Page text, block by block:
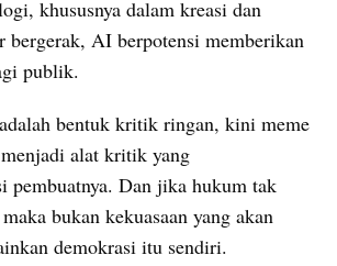
khususnya dalam kreasi dan
bergerak, AI berpotensi memberikan
publik.
bentuk kritik ringan, kini meme
alat kritik yang
pembuatnya. Dan jika hukum tak
bukan kekuasaan yang akan
demokrasi itu sendiri.